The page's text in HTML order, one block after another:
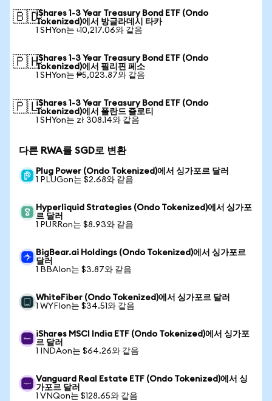
🇧🇩iShares 1-3 Year Treasury Bond ETF (Ondo
Tokenized)에서 방글라데시 타카
1 SHYon는 ৳10,217.06와 같음
🇵🇭iShares 1-3 Year Treasury Bond ETF (Ondo
Tokenized)에서 필리핀 페소
1 SHYon는 ₱5,023.87와 같음
🇵🇱iShares 1-3 Year Treasury Bond ETF (Ondo
Tokenized)에서 폴란드 즐로티
1 SHYon는 zł 308.14와 같음
다른 RWA를 SGD로 변환
Plug Power (Ondo Tokenized)에서 싱가포르 달러
1 PLUGon는 $2.68와 같음
Hyperliquid Strategies (Ondo Tokenized)에서 싱가포
르 달러
1 PURRon는 $8.93와 같음
BigBear.ai Holdings (Ondo Tokenized)에서 싱가포르
달러
1 BBAIon는 $3.87와 같음
WhiteFiber (Ondo Tokenized)에서 싱가포르 달러
1 WYFIon는 $34.51와 같음
iShares MSCI India ETF (Ondo Tokenized)에서 싱가포
르 달러
1 INDAon는 $64.26와 같음
Vanguard Real Estate ETF (Ondo Tokenized)에서 싱
가포르 달러
1 VNQon는 $128.65와 같음